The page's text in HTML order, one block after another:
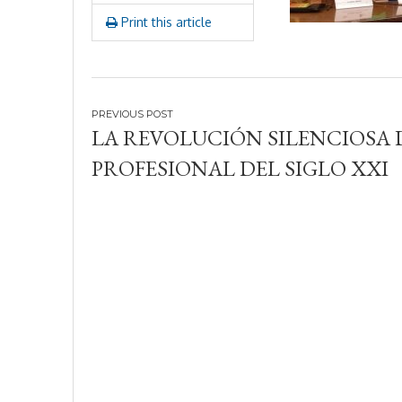
Print this article
Navegación
de
entradas
LA REVOLUCIÓN SILENCIOSA
PROFESIONAL DEL SIGLO XXI